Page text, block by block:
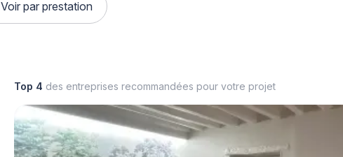
Voir par prestation
Top 4 des entreprises recommandées pour votre projet